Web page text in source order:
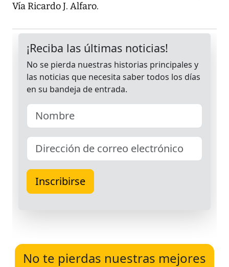
Vía Ricardo J. Alfaro.
No te pierdas nuestras mejores